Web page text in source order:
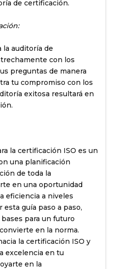
de certificación.
la auditoría de
con los
preguntas de manera
tu compromiso con los
exitosa resultará en
la certificación ISO es un
una planificación
de toda la
en una oportunidad
eficiencia a niveles
guía paso a paso,
para un futuro
en la norma.
la certificación ISO y
excelencia en tu
en la